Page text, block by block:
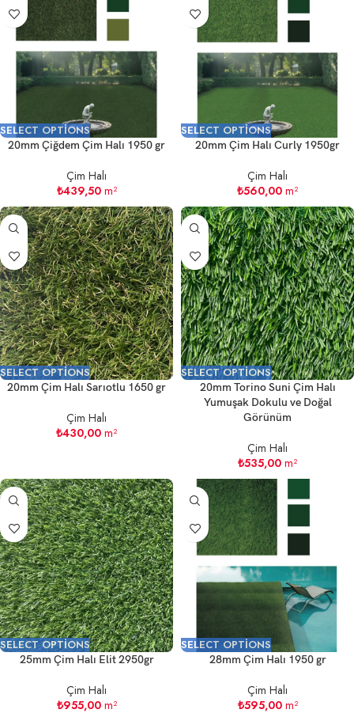
SELECT OPTIONS
20mm Çiğdem Çim Halı 1950 gr
Çim Halı
₺439,50m²
SELECT OPTIONS
20mm Çim Halı Curly 1950gr
Çim Halı
₺560,00 m²
SELECT OPTIONS
20mm Çim Halı Sarıotlu 1650 gr
Çim Halı
₺430,00 m²
SELECT OPTIONS
20mm Torino Suni Çim Halı
Yumuşak Dokulu ve Doğal
Görünüm
Çim Halı
₺535,00 m²
SELECT OPTIONS
25mm Çim Halı Elit 2950gr
Çim Halı
₺955,00m²
SELECT OPTIONS
28mm Çim Halı 1950 gr
Çim Halı
₺595,00m²